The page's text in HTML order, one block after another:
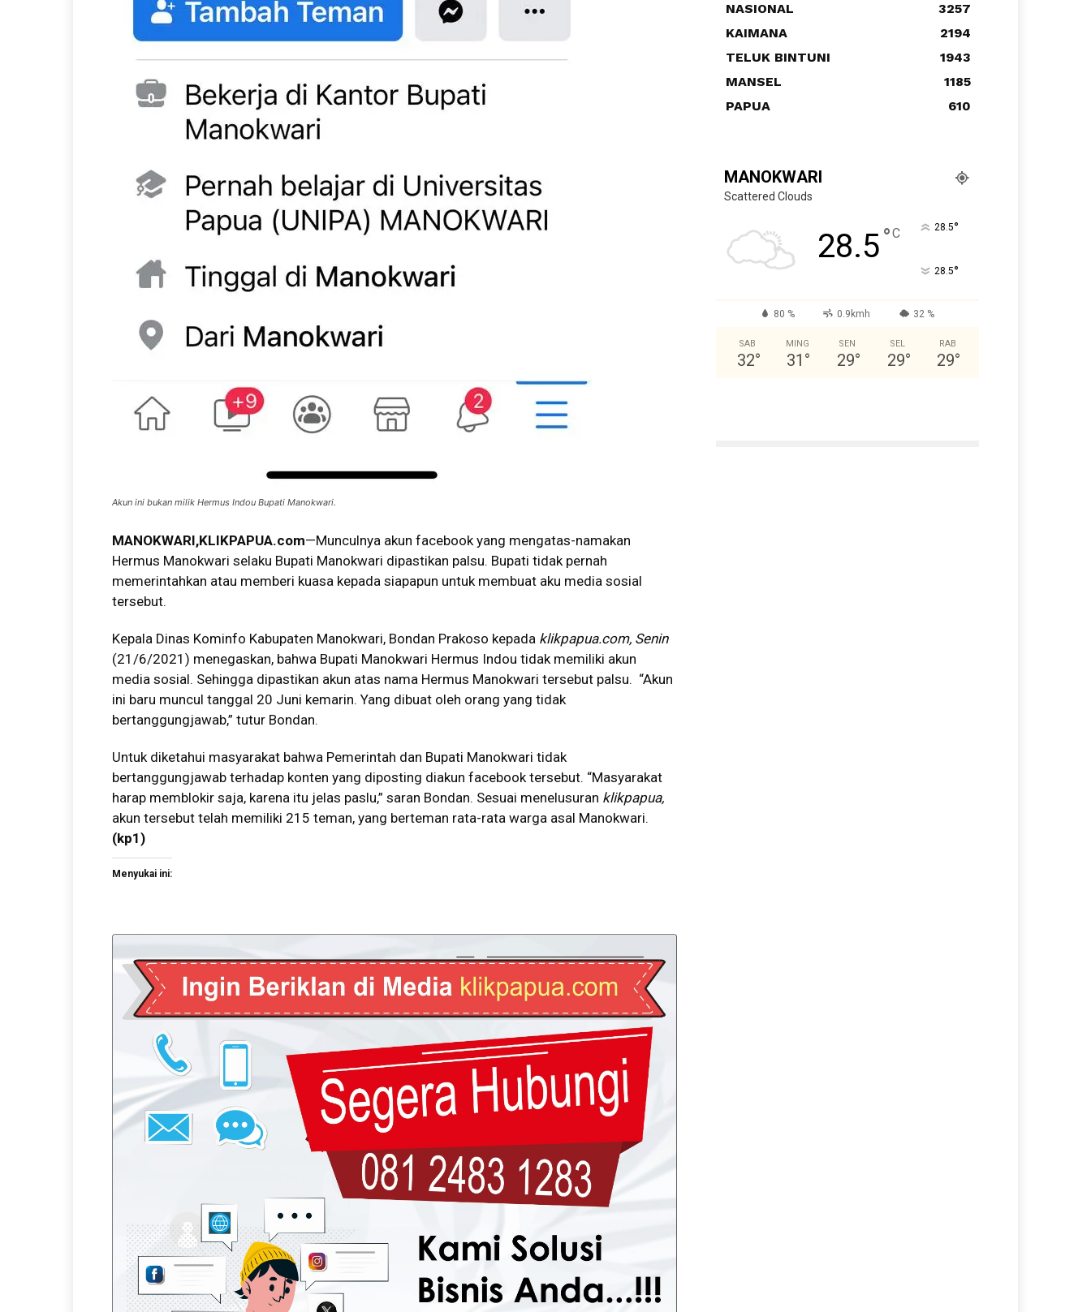
Akun ini bukan milik Hermus Indou Bupati Manokwari.
MANOKWARI,KLIKPAPUA.com—Munculnya akun facebook yang mengatas-namakan
Hermus Manokwari selaku Bupati Manokwari dipastikan palsu. Bupati tidak pernah
memerintahkan atau memberi kuasa kepada siapapun untuk membuat aku media sosial
tersebut.
Kepala Dinas Kominfo Kabupaten Manokwari, Bondan Prakoso kepada klikpapua.com, Senin
(21/6/2021) menegaskan, bahwa Bupati Manokwari Hermus Indou tidak memiliki akun
media sosial. Sehingga dipastikan akun atas nama Hermus Manokwari tersebut palsu. “Akun
ini baru muncul tanggal 20 Juni kemarin. Yang dibuat oleh orang yang tidak
bertanggungjawab,” tutur Bondan.
Untuk diketahui masyarakat bahwa Pemerintah dan Bupati Manokwari tidak
bertanggungjawab terhadap konten yang diposting diakun facebook tersebut. “Masyarakat
harap memblokir saja, karena itu jelas paslu,” saran Bondan. Sesuai menelusuran klikpapua,
akun tersebut telah memiliki 215 teman, yang berteman rata-rata warga asal Manokwari.
(kp1)
Menyukai ini:
NASIONAL
3257
KAIMANA
2194
TELUK BINTUNI
1943
MANSEL
1185
PAPUA
610
MANOKWARI
Scattered Clouds
28.5°C 28.5°
28.5°
80 % 0.9kmh 32 %
SAB
32°
MING
31 °
SEN
29°
SEL
29°
RAB
29°